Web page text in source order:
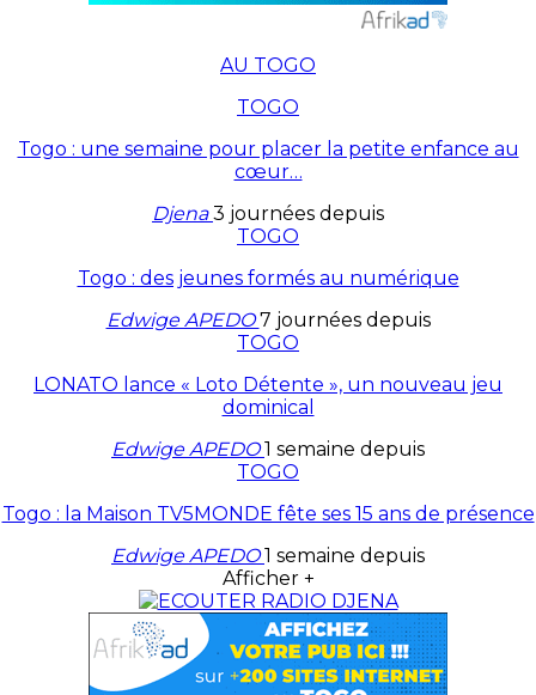
AU TOGO
TOGO
Togo : une semaine pour placer la petite enfance au
cœur…
Djena3 journées depuis
TOGO
Togo : des jeunes formés au numérique
Edwige APEDO7 journées depuis
TOGO
LONATO lance « Loto Détente », un nouveau jeu
dominical
Edwige APEDO1 semaine depuis
TOGO
Togo : la Maison TV5MONDE fête ses 15 ans de présence
Edwige APEDO1 semaine depuis
Afficher +